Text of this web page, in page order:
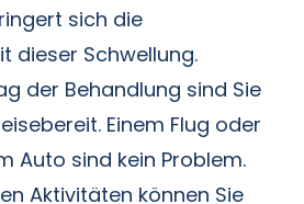
sich die
dieser Schwellung.
der Behandlung sind Sie
Einem Flug oder
Auto sind kein Problem.
Aktivitäten können Sie